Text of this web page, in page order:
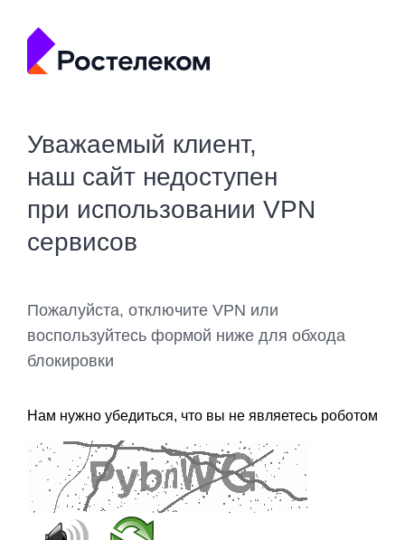
Уважаемый клиент,
наш сайт недоступен
при использовании VPN
сервисов
Пожалуйста, отключите VPN или
воспользуйтесь формой ниже для обхода
блокировки
Нам нужно убедиться, что вы не являетесь роботом